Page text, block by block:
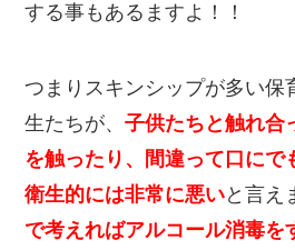
する事もあるますよ！！
つまりスキンシップが多い保
生たちが、子供たちと触れ合
を触ったり、間違って口にで
衛生的には非常に悪いと言え
で考えればアルコール消毒を